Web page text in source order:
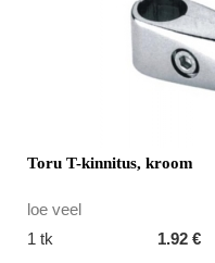
Toru T-kinnitus, kroom
loe veel
1 tk
1.92 €